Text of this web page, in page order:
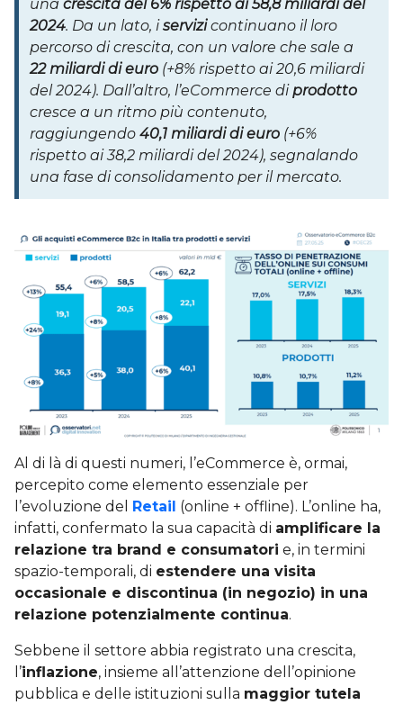
una crescita del 6% rispetto ai 58,8 miliardi del
2024. Da un lato, iservizicontinuano il loro
percorso di crescita, con un valore che sale a
22 miliardi di euro (+8% rispetto ai 20,6 miliardi
del 2024). Dall’altro, l’eCommerce diprodotto
cresce a un ritmo più contenuto,
raggiungendo 40,1 miliardi di euro (+6%
rispetto ai 38,2 miliardi del 2024), segnalando
una fase di consolidamento per il mercato.
Al di là di questi numeri, l’eCommerce è, ormai,
percepito come elemento essenziale per
l’evoluzione del Retail (online + offline). L’online ha,
infatti, confermato la sua capacità di amplificare la
relazione tra brand e consumatori e, in termini
spazio-temporali, di estendere una visita
occasionale e discontinua (in negozio) in una
relazione potenzialmente continua.
Sebbene il settore abbia registrato una crescita,
l’inflazione, insieme all’attenzione dell’opinione
pubblica e delle istituzioni sulla maggior tutela